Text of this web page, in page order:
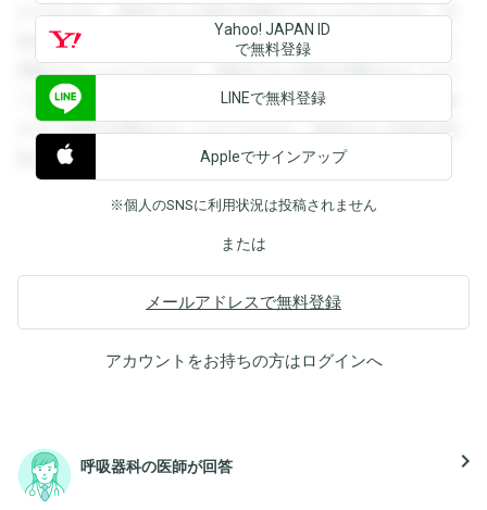
ができます。登録すると回答を閲覧することができます。登
録すると回答を閲覧することができます。登録すると回答を
閲覧することができます。登録すると回答を閲覧することが
できます。登録すると回答を閲覧することができます。登録
すると回答を閲覧することができます。登録すると回答を閲
覧することができます。
Yahoo! JAPAN ID
で無料登録
LINEで無料登録
Appleでサインアップ
※個人のSNSに利用状況は投稿されません
または
メールアドレスで無料登録
アカウントをお持ちの方はログインへ
呼吸器科の医師が回答 navigate_next